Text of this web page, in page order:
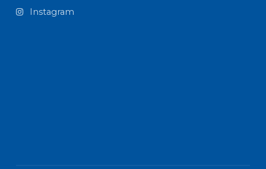
Instagram